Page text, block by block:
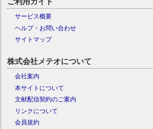
サービス概要
ヘルプ・お問い合わせ
サイトマップ
株式会社メテオについて
会社案内
本サイトについて
文献配信契約のご案内
リンクについて
会員規約